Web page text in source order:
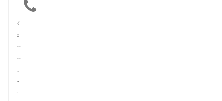
K
o
m
m
u
n
i